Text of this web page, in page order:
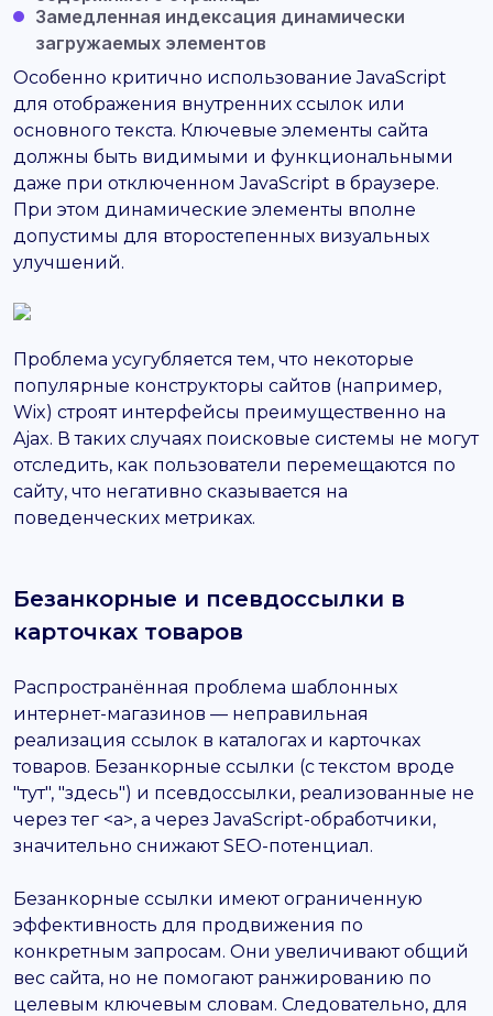
Замедленная индексация динамически
загружаемых элементов
Особенно критично использование JavaScript
для отображения внутренних ссылок или
основного текста. Ключевые элементы сайта
должны быть видимыми и функциональными
даже при отключенном JavaScript в браузере.
При этом динамические элементы вполне
допустимы для второстепенных визуальных
улучшений.
Проблема усугубляется тем, что некоторые
популярные конструкторы сайтов (например,
Wix) строят интерфейсы преимущественно на
Ajax. В таких случаях поисковые системы не могут
отследить, как пользователи перемещаются по
сайту, что негативно сказывается на
поведенческих метриках.
Безанкорные и псевдоссылки в
карточках товаров
Распространённая проблема шаблонных
интернет-магазинов — неправильная
реализация ссылок в каталогах и карточках
товаров. Безанкорные ссылки (с текстом вроде
"тут", "здесь") и псевдоссылки, реализованные не
через тег <a>, а через JavaScript-обработчики,
значительно снижают SEO-потенциал.
Безанкорные ссылки имеют ограниченную
эффективность для продвижения по
конкретным запросам. Они увеличивают общий
вес сайта, но не помогают ранжированию по
целевым ключевым словам. Следовательно, для